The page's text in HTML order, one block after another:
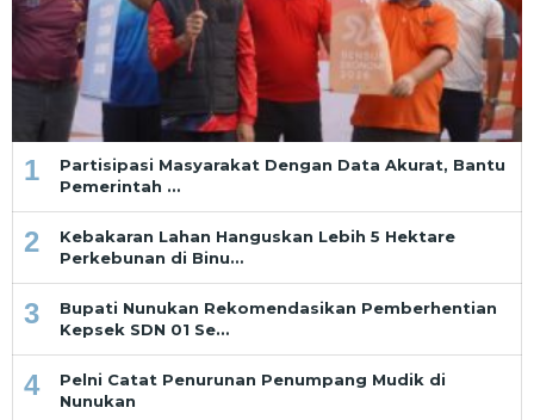
1
Partisipasi Masyarakat Dengan Data Akurat, Bantu
Pemerintah …
2
Kebakaran Lahan Hanguskan Lebih 5 Hektare
Perkebunan di Binu…
3
Bupati Nunukan Rekomendasikan Pemberhentian
Kepsek SDN 01 Se…
4
Pelni Catat Penurunan Penumpang Mudik di
Nunukan